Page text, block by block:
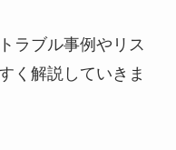
ラブル事例やリス
く解説していきま